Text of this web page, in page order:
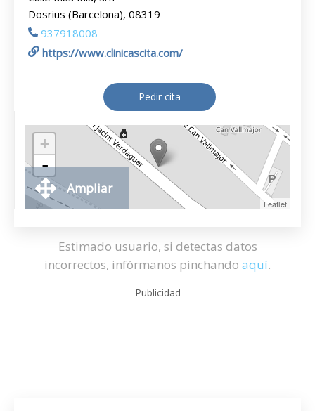
Dosrius (Barcelona), 08319
937918008
https://www.clinicascita.com/
Pedir cita
+
-
Leaflet
Ampliar
Estimado usuario, si detectas datos
incorrectos, infórmanos pinchando aquí.
Publicidad